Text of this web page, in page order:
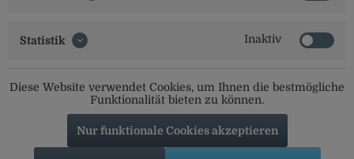
Social Media
Service Hotline
Statistik Inaktiv
Diese Website verwendet Cookies, um Ihnen die bestmögliche
Funktionalität bieten zu können.
Nur funktionale Cookies akzeptieren